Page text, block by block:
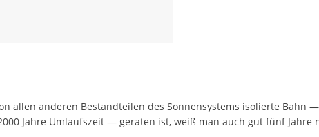
allen anderen Bestandteilen des Sonnensystems isolierte Bahn
Jahre Umlaufszeit — geraten ist, weiß man auch gut fünf Jahre